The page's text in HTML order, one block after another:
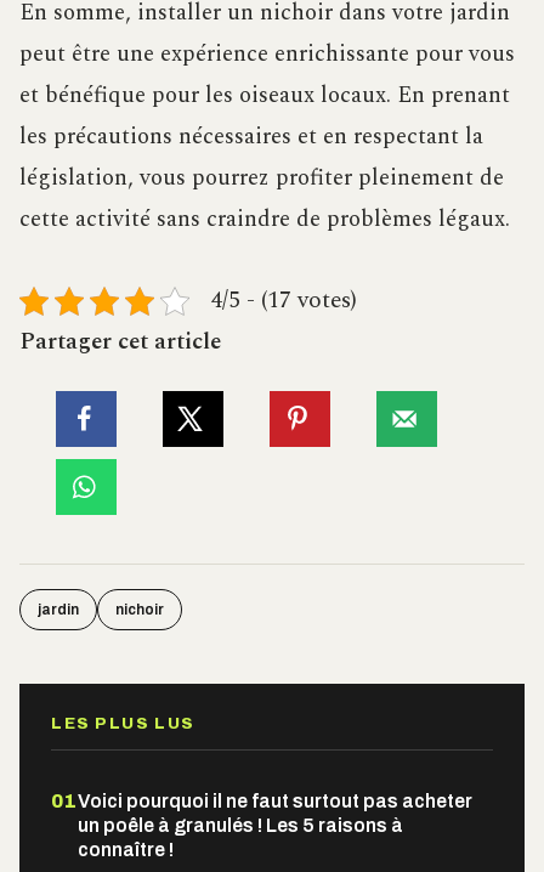
En somme, installer un nichoir dans votre jardin
peut être une expérience enrichissante pour vous
et bénéfique pour les oiseaux locaux. En prenant
les précautions nécessaires et en respectant la
législation, vous pourrez profiter pleinement de
cette activité sans craindre de problèmes légaux.
4/5 - (17 votes)
Partager cet article
jardin nichoir
LES PLUS LUS
01Voici pourquoi il ne faut surtout pas acheter
un poêle à granulés ! Les 5 raisons à
connaître !